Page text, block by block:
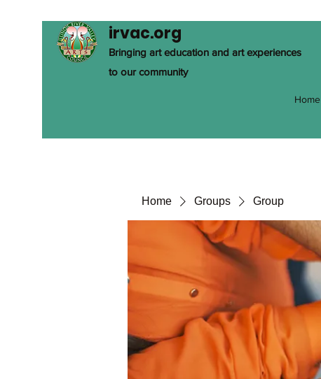
irvac.org
Bringing art education and art experiences
to our community
Home
Home Groups Group